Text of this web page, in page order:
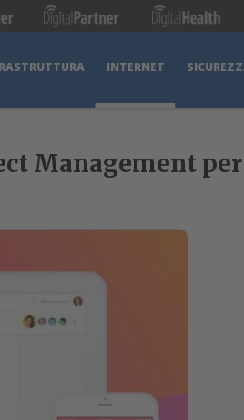
INTERNET
Management per